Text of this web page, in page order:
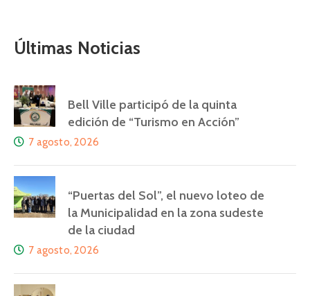
Últimas Noticias
Bell Ville participó de la quinta
edición de “Turismo en Acción”
7 agosto, 2026
“Puertas del Sol”, el nuevo loteo de
la Municipalidad en la zona sudeste
de la ciudad
7 agosto, 2026